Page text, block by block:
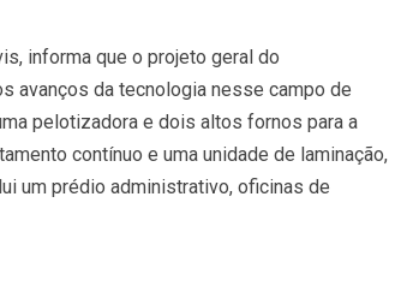
informa que o projeto geral do
avanços da tecnologia nesse campo de
pelotizadora e dois altos fornos para a
contínuo e uma unidade de laminação,
um prédio administrativo, oficinas de